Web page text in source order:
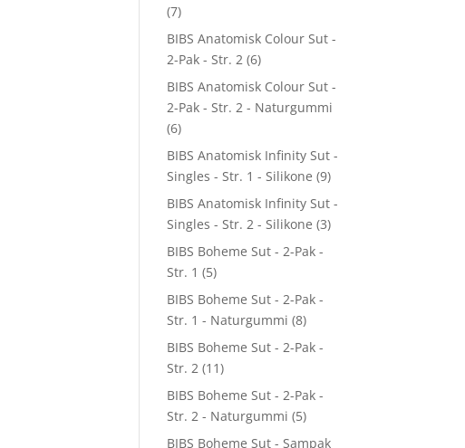
(7)
BIBS Anatomisk Colour Sut -
2-Pak - Str. 2 (6)
BIBS Anatomisk Colour Sut -
2-Pak - Str. 2 - Naturgummi
(6)
BIBS Anatomisk Infinity Sut -
Singles - Str. 1 - Silikone (9)
BIBS Anatomisk Infinity Sut -
Singles - Str. 2 - Silikone (3)
BIBS Boheme Sut - 2-Pak -
Str. 1 (5)
BIBS Boheme Sut - 2-Pak -
Str. 1 - Naturgummi (8)
BIBS Boheme Sut - 2-Pak -
Str. 2 (11)
BIBS Boheme Sut - 2-Pak -
Str. 2 - Naturgummi (5)
BIBS Boheme Sut - Sampak